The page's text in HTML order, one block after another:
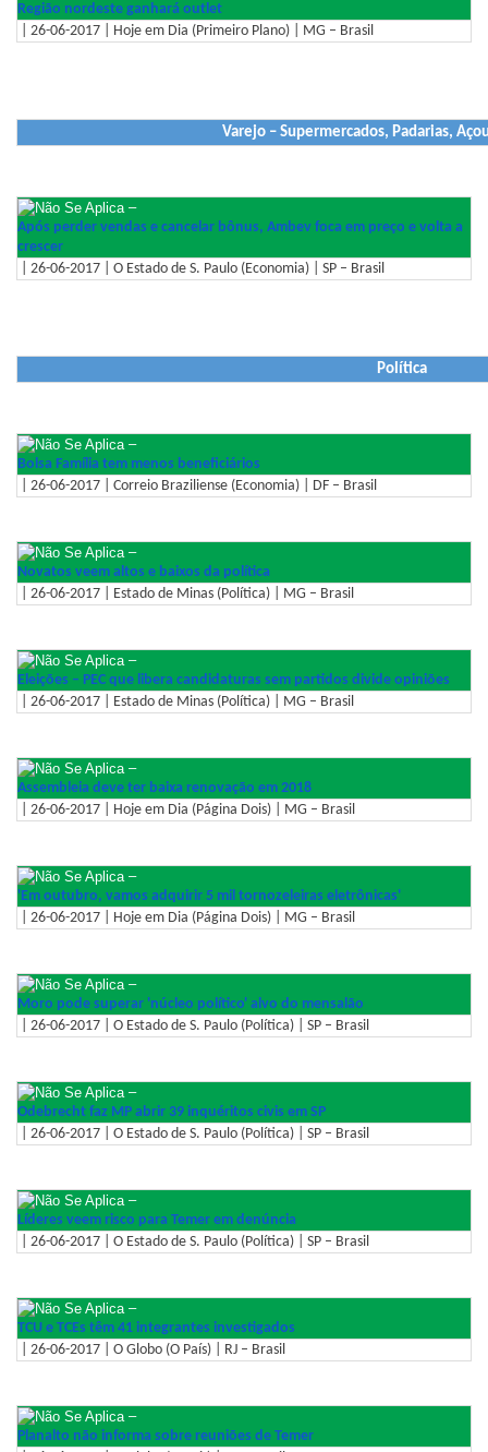
Região nordeste ganhará outlet
| 26-06-2017 | Hoje em Dia (Primeiro Plano) | MG – Brasil
Varejo – Supermercados, Padarias,
–
Após perder vendas e cancelar bônus, Ambev foca em preço e volta a
crescer
| 26-06-2017 | O Estado de S. Paulo (Economia) | SP – Brasil
Política
–
Bolsa Família tem menos beneficiários
| 26-06-2017 | Correio Braziliense (Economia) | DF – Brasil
–
Novatos veem altos e baixos da política
| 26-06-2017 | Estado de Minas (Política) | MG – Brasil
–
Eleições – PEC que libera candidaturas sem partidos divide opiniões
| 26-06-2017 | Estado de Minas (Política) | MG – Brasil
–
Assembleia deve ter baixa renovação em 2018
| 26-06-2017 | Hoje em Dia (Página Dois) | MG – Brasil
–
'Em outubro, vamos adquirir 5 mil tornozeleiras eletrônicas'
| 26-06-2017 | Hoje em Dia (Página Dois) | MG – Brasil
–
Moro pode superar 'núcleo político' alvo do mensalão
| 26-06-2017 | O Estado de S. Paulo (Política) | SP – Brasil
–
Odebrecht faz MP abrir 39 inquéritos civis em SP
| 26-06-2017 | O Estado de S. Paulo (Política) | SP – Brasil
–
Líderes veem risco para Temer em denúncia
| 26-06-2017 | O Estado de S. Paulo (Política) | SP – Brasil
–
TCU e TCEs têm 41 integrantes investigados
| 26-06-2017 | O Globo (O País) | RJ – Brasil
–
Planalto não informa sobre reuniões de Temer